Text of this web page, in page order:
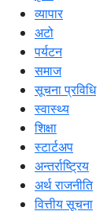
व्यापार
अटो
पर्यटन
समाज
सूचना प्रविधि
स्वास्थ्य
शिक्षा
स्टार्टअप
अन्तर्राष्ट्रिय
अर्थ राजनीति
वित्तीय सूचना